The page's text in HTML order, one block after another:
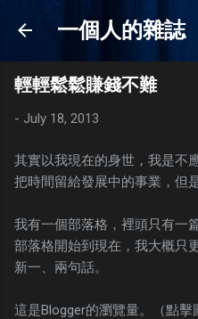
Skip to
一個人的雜誌
輕輕鬆鬆賺錢不難
- July 18, 2013
其實以我現在的身世，我是不
把時間留給發展中的事業，但
我有一個部落格，裡頭只有一
部落格開始到現在，我大概只
新一、兩句話。
這是Blogger的瀏覽量。（點